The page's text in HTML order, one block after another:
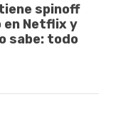
spinoff
en Netflix y
sabe: todo